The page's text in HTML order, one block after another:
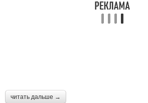
читать дальше →